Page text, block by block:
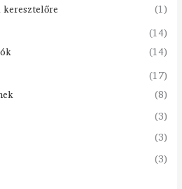
(1)
(14)
(14)
(17)
(8)
(3)
(3)
(3)